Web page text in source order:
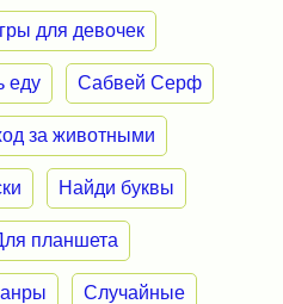
для девочек
еду Сабвей Серф
за животными
Найди буквы
планшета
Случайные